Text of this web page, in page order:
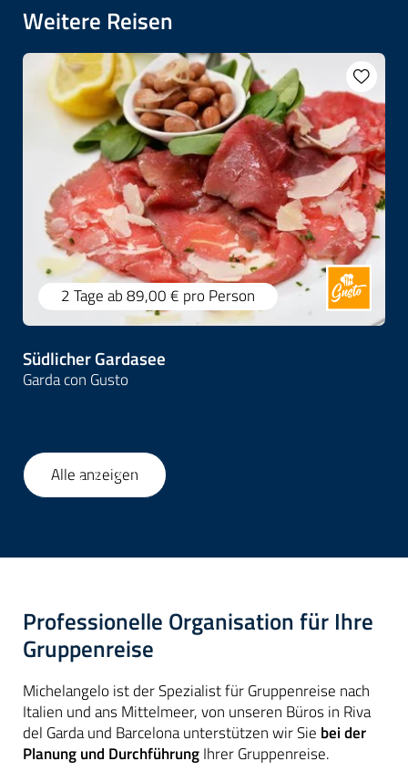
Weitere Reisen
2 Tageab 89,00 € pro Person
Südlicher Gardasee
Garda con Gusto
1 58
Alle anzeigen
Professionelle Organisation für Ihre
Gruppenreise
Michelangelo ist der Spezialist für Gruppenreise nach
Italien und ans Mittelmeer, von unseren Büros in Riva
del Garda und Barcelona unterstützen wir Sie bei der
Planung und DurchführungIhrer Gruppenreise.